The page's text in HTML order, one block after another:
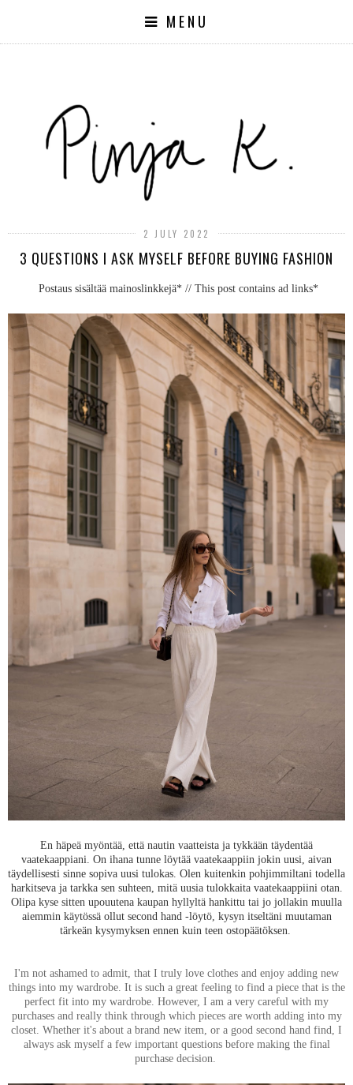
MENU
2 JULY 2022
3 QUESTIONS I ASK MYSELF BEFORE BUYING FASHION
Postaus sisältää mainoslinkkejä* // This post contains ad links*
En häpeä myöntää, että nautin vaatteista ja tykkään täydentää
vaatekaappiani. On ihana tunne löytää vaatekaappiin jokin uusi, aivan
täydellisesti sinne sopiva uusi tulokas. Olen kuitenkin pohjimmiltani todella
harkitseva ja tarkka sen suhteen, mitä uusia tulokkaita vaatekaappiini otan.
Olipa kyse sitten upouutena kaupan hyllyltä hankittu tai jo jollakin muulla
aiemmin käytössä ollut second hand -löytö, kysyn itseltäni muutaman
tärkeän kysymyksen ennen kuin teen ostopäätöksen.
I'm not ashamed to admit, that I truly love clothes and enjoy adding new
things into my wardrobe. It is such a great feeling to find a piece that is the
perfect fit into my wardrobe. However, I am a very careful with my
purchases and really think through which pieces are worth adding into my
closet. Whether it's about a brand new item, or a good second hand find, I
always ask myself a few important questions before making the final
purchase decision.